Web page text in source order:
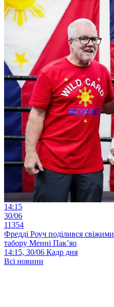
14:15
30/06
11354
Фредді Роуч поділився
табору Менні Пак’яо
14:15, 30/06 Кадр дня
Всі новини